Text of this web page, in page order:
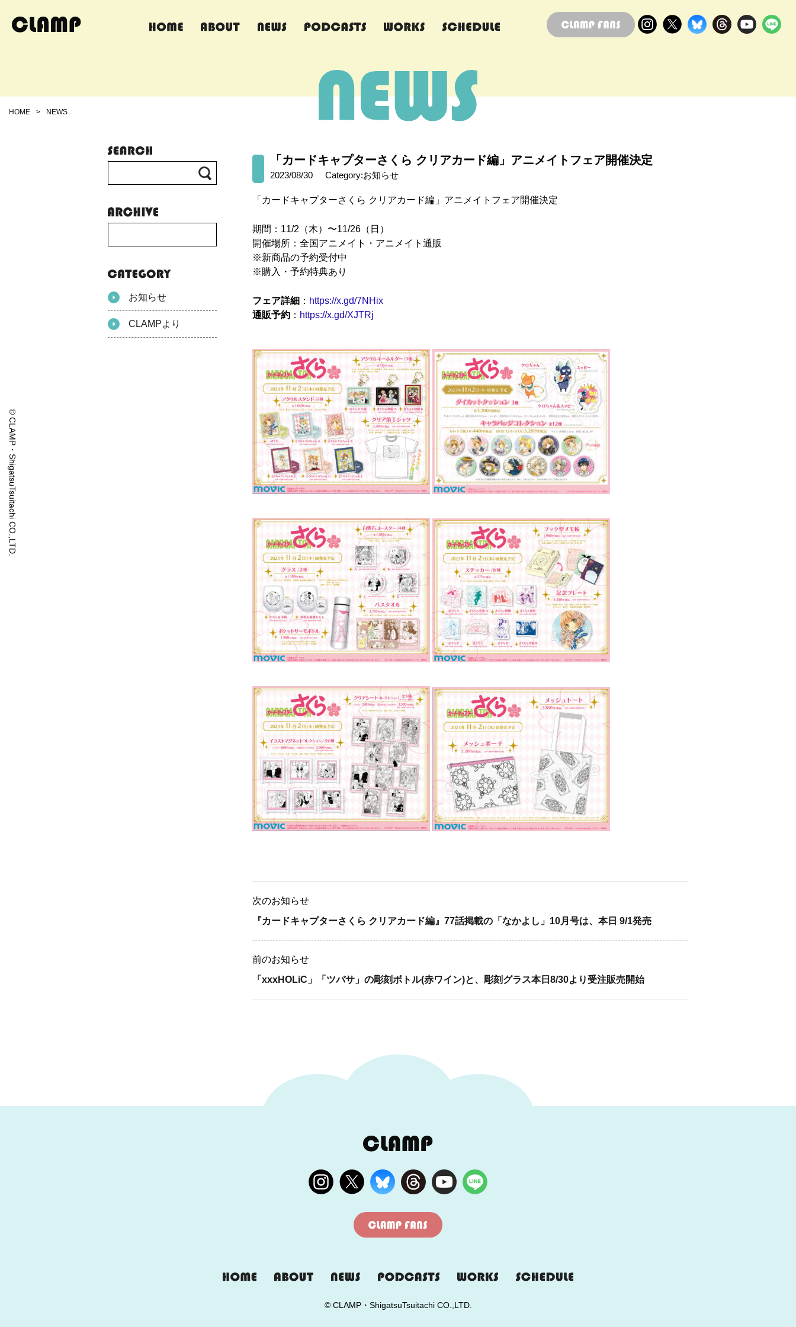
HOME > NEWS
© CLAMP・ShigatsuTsuitachi CO.,LTD.
「カードキャプターさくら クリアカード編」アニメイトフェア開催決定
2023/08/30 Category:お知らせ
「カードキャプターさくら クリアカード編」アニメイトフェア開催決定
期間：11/2（木）〜11/26（日）
開催場所：全国アニメイト・アニメイト通販
※新商品の予約受付中
※購入・予約特典あり
フェア詳細 ： https://x.gd/7NHix
通販予約 ： https://x.gd/XJTRj
次のお知らせ
『カードキャプターさくら クリアカード編』77話掲載の「なかよし」10月号は、本日 9/1発売
前のお知らせ
「xxxHOLiC」「ツバサ」の彫刻ボトル(赤ワイン)と、彫刻グラス本日8/30より受注販売開始
お知らせ
CLAMPより
© CLAMP・ShigatsuTsuitachi CO.,LTD.